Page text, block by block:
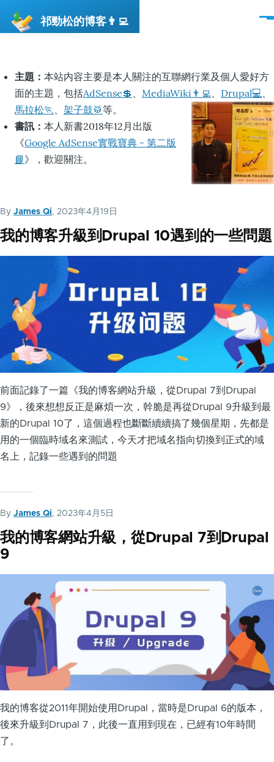
祁勁松的博客👨‍💻
選
主題： 本站内容主要是本人關注的互聯網行業及個人愛好方
面的主題，包括AdSense💲 、 MediaWiki👨‍💻、 Drupal💻、
馬拉松🏃 、 架子鼓🥁等。
書訊： 本人新書2018年12月出版
《Google AdSense實戰寶典 - 第二版
📘 》，歡迎關注。
By James Qi, 2023年4月19日
我的博客升級到Drupal 10遇到的一些問題
前面記錄了一篇《我的博客網站升級，從Drupal 7到Drupal
9》，後來想想反正是麻煩一次，幹脆是再從Drupal 9升級到最
新的Drupal 10了，這個過程也斷斷續續搞了幾個星期，先都是
用的一個臨時域名來測試，今天才把域名指向切換到正式的域
名上，記錄一些遇到的問題
By James Qi, 2023年4月5日
我的博客網站升級，從Drupal 7到Drupal
9
我的博客從2011年開始使用Drupal，當時是Drupal 6的版本，
後來升級到Drupal 7，此後一直用到現在，已經有10年時間
了。